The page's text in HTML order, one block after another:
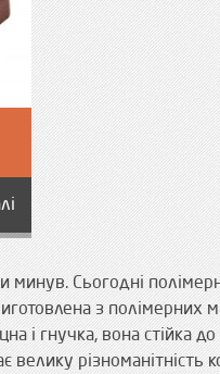
минув. Сьогодні
з полімерних
і гнучка, вона стійка
велику різноманітність